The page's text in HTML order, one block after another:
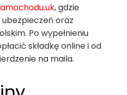
, gdzie
oraz
Po wypełnieniu
składkę online i od
na maila.